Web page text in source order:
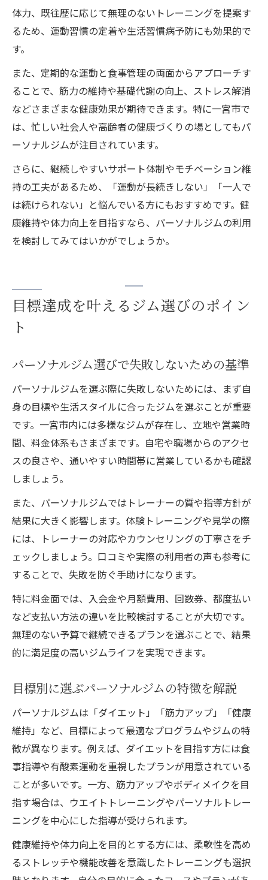
体力、既往歴に応じて無理のないトレーニングを提案す
るため、運動習慣の定着や生活習慣病予防にも効果的で
す。
また、定期的な運動と食事管理の両面からアプローチす
ることで、筋力の維持や基礎代謝の向上、ストレス解消
などさまざまな健康効果が期待できます。特に一宮市で
は、忙しい社会人や高齢者の健康づくりの場としてもパ
ーソナルジムが注目されています。
さらに、継続しやすいサポート体制やモチベーション維
持の工夫があるため、「運動が長続きしない」「一人で
は続けられない」と悩んでいる方にもおすすめです。健
康維持や体力向上を目指すなら、パーソナルジムの利用
を検討してみてはいかがでしょうか。
目標達成を叶えるジム選びのポイン
ト
パーソナルジム選びで失敗しないための基準
パーソナルジムを選ぶ際に失敗しないためには、まず自
身の目標や生活スタイルに合ったジムを選ぶことが重要
です。一宮市内には多様なジムが存在し、立地や営業時
間、料金体系もさまざまです。自宅や職場からのアクセ
スの良さや、通いやすい時間帯に営業しているかも確認
しましょう。
また、パーソナルジムではトレーナーの質や指導方針が
結果に大きく影響します。体験トレーニングや見学の際
には、トレーナーの対応やカウンセリングの丁寧さをチ
ェックしましょう。口コミや実際の利用者の声も参考に
することで、失敗を防ぐ手助けになります。
特に料金面では、入会金や月額費用、回数券、都度払い
など支払い方法の違いを比較検討することが大切です。
無理のない予算で継続できるプランを選ぶことで、結果
的に満足度の高いジムライフを実現できます。
目標別に選ぶパーソナルジムの特徴を解説
パーソナルジムは「ダイエット」「筋力アップ」「健康
維持」など、目標によって最適なプログラムやジムの特
徴が異なります。例えば、ダイエットを目指す方には食
事指導や有酸素運動を重視したプランが用意されている
ことが多いです。一方、筋力アップやボディメイクを目
指す場合は、ウエイトトレーニングやパーソナルトレー
ニングを中心にした指導が受けられます。
健康維持や体力向上を目的とする方には、柔軟性を高め
るストレッチや機能改善を意識したトレーニングも選択